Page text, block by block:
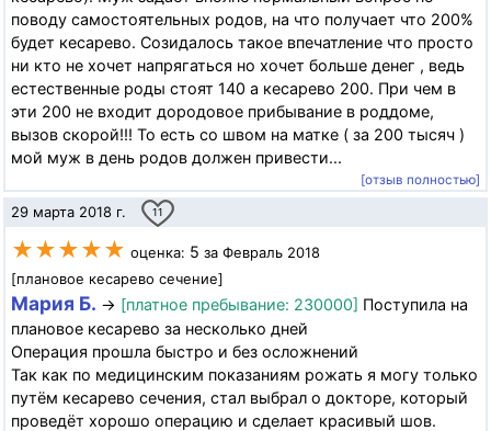
поводу самостоятельных родов, на что получает что 200%
будет кесарево. Созидалось такое впечатление что просто
ни кто не хочет напрягаться но хочет больше денег , ведь
естественные роды стоят 140 а кесарево 200. При чем в
эти 200 не входит дородовое прибывание в роддоме,
вызов скорой!!! То есть со швом на матке ( за 200 тысяч )
мой муж в день родов должен привести...
[отзыв полностью]
29 марта 2018 г. 11
★★★★★ оценка: 5 за Февраль 2018
[плановое кесарево сечение]
Мария Б. → [платное пребывание: 230000] Поступила на
плановое кесарево за несколько дней
Операция прошла быстро и без осложнений
Так как по медицинским показаниям рожать я могу только
путём кесарево сечения, стал выбрал о докторе, который
проведёт хорошо операцию и сделает красивый шов.